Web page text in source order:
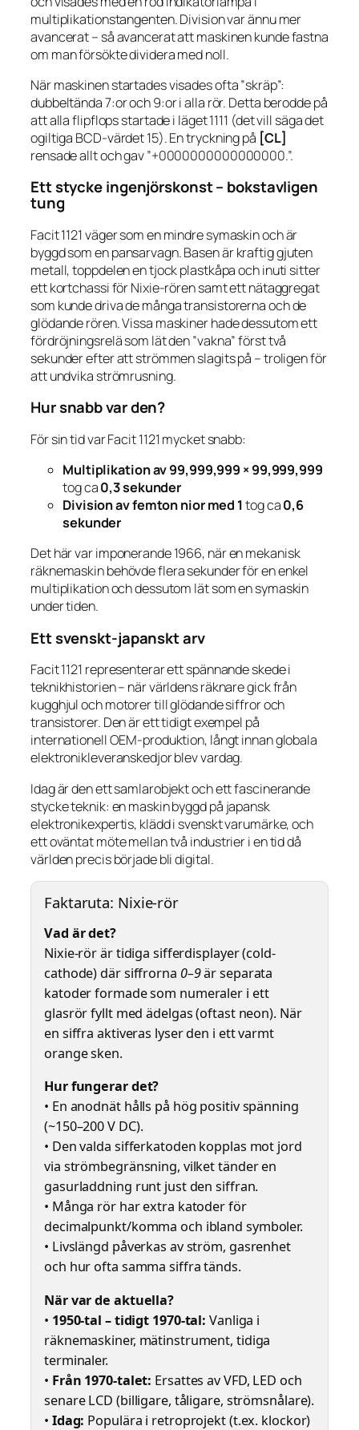
multiplikationstangenten. Division var ännu mer
avancerat – så avancerat att maskinen kunde fastna
om man försökte dividera med noll.
När maskinen startades visades ofta ”skräp”:
dubbeltända 7:or och 9:or i alla rör. Detta berodde på
att alla flipflops startade i läget 1111 (det vill säga det
ogiltiga BCD-värdet 15). En tryckning på [CL]
rensade allt och gav ”+0000000000000000.”.
Ett stycke ingenjörskonst – bokstavligen
tung
Facit 1121 väger som en mindre symaskin och är
byggd som en pansarvagn. Basen är kraftig gjuten
metall, toppdelen en tjock plastkåpa och inuti sitter
ett kortchassi för Nixie-rören samt ett nätaggregat
som kunde driva de många transistorerna och de
glödande rören. Vissa maskiner hade dessutom ett
fördröjningsrelä som lät den ”vakna” först två
sekunder efter att strömmen slagits på – troligen för
att undvika strömrusning.
Hur snabb var den?
För sin tid var Facit 1121 mycket snabb:
Multiplikation av 99,999,999 × 99,999,999
tog ca0,3 sekunder
Division av femton nior med 1tog ca0,6
sekunder
Det här var imponerande 1966, när en mekanisk
räknemaskin behövde flera sekunder för en enkel
multiplikation och dessutom lät som en symaskin
under tiden.
Ett svenskt-japanskt arv
Facit 1121 representerar ett spännande skede i
teknikhistorien – när världens räknare gick från
kugghjul och motorer till glödande siffror och
transistorer. Den är ett tidigt exempel på
internationell OEM-produktion, långt innan globala
elektronikleveranskedjor blev vardag.
Idag är den ett samlarobjekt och ett fascinerande
stycke teknik: en maskin byggd på japansk
elektronikexpertis, klädd i svenskt varumärke, och
ett oväntat möte mellan två industrier i en tid då
världen precis började bli digital.
Faktaruta: Nixie-rör
Vad är det?
Nixie-rör är tidiga sifferdisplayer (cold-
cathode) där siffrorna 0–9är separata
katoder formade som numeraler i ett
glasrör fyllt med ädelgas (oftast neon). När
en siffra aktiveras lyser den i ett varmt
orange sken.
Hur fungerar det?
• En anodnät hålls på hög positiv spänning
(~150–200 V DC).
• Den valda sifferkatoden kopplas mot jord
via strömbegränsning, vilket tänder en
gasurladdning runt just den siffran.
• Många rör har extra katoder för
decimalpunkt/komma och ibland symboler.
• Livslängd påverkas av ström, gasrenhet
och hur ofta samma siffra tänds.
När var de aktuella?
• 1950-tal – tidigt 1970-tal: Vanliga i
räknemaskiner, mätinstrument, tidiga
terminaler.
• Från 1970-talet: Ersattes av VFD, LED och
senare LCD (billigare, tåligare, strömsnålare).
• Idag: Populära i retroprojekt (t.ex. klockor)